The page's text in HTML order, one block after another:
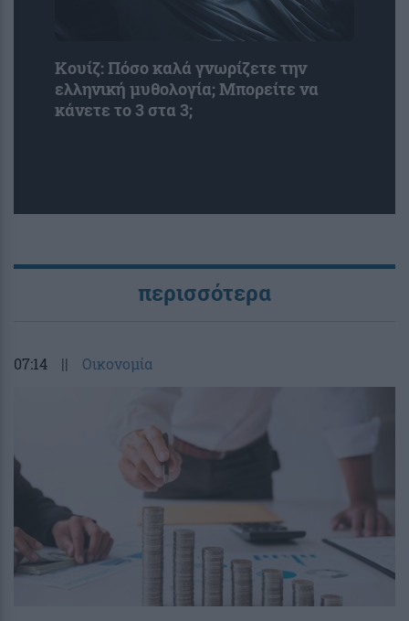
Κουίζ: Πόσο καλά γνωρίζετε την
ελληνική μυθολογία; Μπορείτε να
κάνετε το 3 στα 3;
περισσότερα
07:14 || Οικονομία